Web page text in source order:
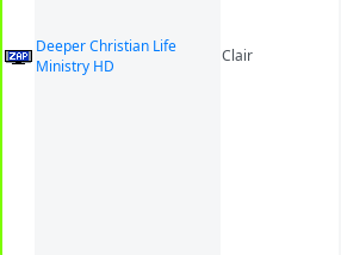
Deeper Christian Life
Ministry HD
Clair